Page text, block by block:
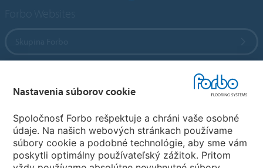
Zvoľte krajinu
Nastavenia súborov cookie
Spoločnosť Forbo rešpektuje a chráni vaše osobné
údaje. Na našich webových stránkach používame
súbory cookie a podobné technológie, aby sme vám
poskytli optimálny používateľský zážitok. Pritom